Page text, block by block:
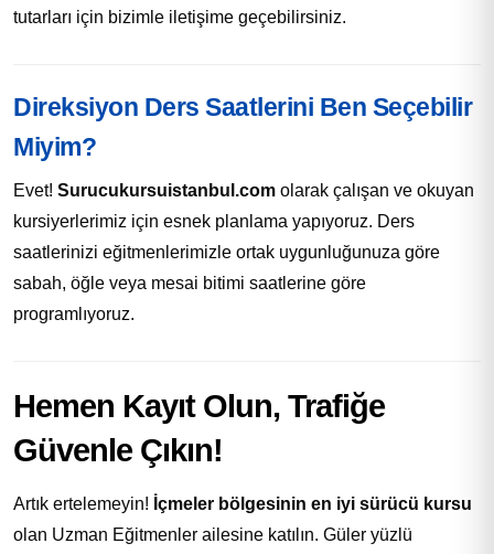
tutarları için bizimle iletişime geçebilirsiniz.
Direksiyon Ders Saatlerini Ben Seçebilir
Miyim?
Evet! Surucukursuistanbul.com olarak çalışan ve okuyan
kursiyerlerimiz için esnek planlama yapıyoruz. Ders
saatlerinizi eğitmenlerimizle ortak uygunluğunuza göre
sabah, öğle veya mesai bitimi saatlerine göre
programlıyoruz.
Hemen Kayıt Olun, Trafiğe
Güvenle Çıkın!
Artık ertelemeyin! İçmeler bölgesinin en iyi sürücü kursu
olan Uzman Eğitmenler ailesine katılın. Güler yüzlü